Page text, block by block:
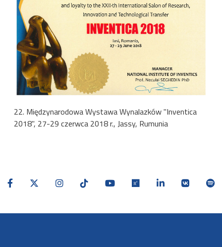
22. Międzynarodowa Wystawa Wynalazków "Inventica
2018", 27-29 czerwca 2018 r., Jassy, Rumunia